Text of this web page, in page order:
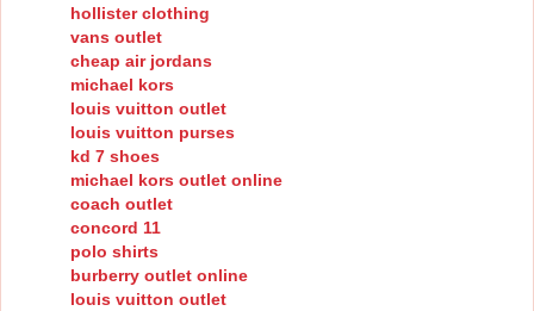
hollister clothing
vans outlet
cheap air jordans
michael kors
louis vuitton outlet
louis vuitton purses
kd 7 shoes
michael kors outlet online
coach outlet
concord 11
polo shirts
burberry outlet online
louis vuitton outlet